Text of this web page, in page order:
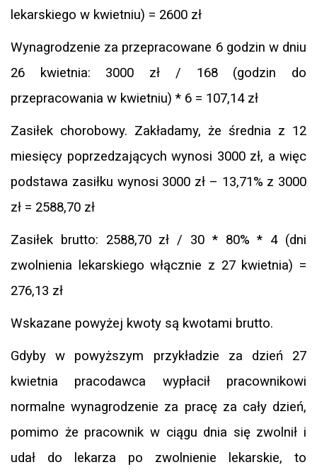
lekarskiego w kwietniu) = 2600 zł
Wynagrodzenie za przepracowane 6 godzin w dniu
26 kwietnia: 3000 zł / 168 (godzin do
przepracowania w kwietniu) * 6 = 107,14 zł
Zasiłek chorobowy. Zakładamy, że średnia z 12
miesięcy poprzedzających wynosi 3000 zł, a więc
podstawa zasiłku wynosi 3000 zł – 13,71% z 3000
zł = 2588,70 zł
Zasiłek brutto: 2588,70 zł / 30 * 80% * 4 (dni
zwolnienia lekarskiego włącznie z 27 kwietnia) =
276,13 zł
Wskazane powyżej kwoty są kwotami brutto.
Gdyby w powyższym przykładzie za dzień 27
kwietnia pracodawca wypłacił pracownikowi
normalne wynagrodzenie za pracę za cały dzień,
pomimo że pracownik w ciągu dnia się zwolnił i
udał do lekarza po zwolnienie lekarskie, to